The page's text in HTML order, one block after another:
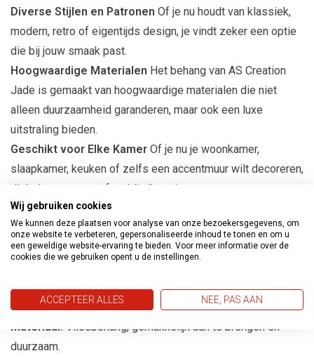
Diverse Stijlen en Patronen Of je nu houdt van klassiek,
modern, retro of eigentijds design, je vindt zeker een optie
die bij jouw smaak past.
Hoogwaardige Materialen Het behang van AS Creation
Jade is gemaakt van hoogwaardige materialen die niet
alleen duurzaamheid garanderen, maar ook een luxe
uitstraling bieden.
Geschikt voor Elke Kamer Of je nu je woonkamer,
slaapkamer, keuken of zelfs een accentmuur wilt decoreren,
dit behang past perfect bij elke ruimte.
Eenvoudige Toepassing
brengen, waardoor het een ideale keuze is voor zowel
ervaren als beginnende interieurontwerpers.
Afmetingen:10m lang en 53cm breed
Materiaal: Vliesbehang, gemakkelijk aan te brengen en
duurzaam.
Wij gebruiken cookies
We kunnen deze plaatsen voor analyse van onze bezoekersgegevens, om
onze website te verbeteren, gepersonaliseerde inhoud te tonen en om u
een geweldige website-ervaring te bieden. Voor meer informatie over de
cookies die we gebruiken opent u de instellingen.
ACCEPTEER ALLES NEE, PAS AAN